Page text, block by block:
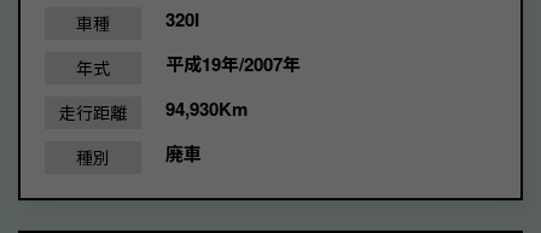
車種 320I
年式 平成19年/2007年
走行距離 94,930Km
種別 廃車